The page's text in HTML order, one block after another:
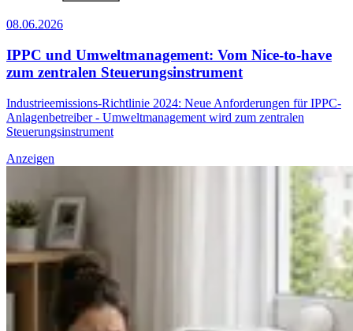
08.06.2026
IPPC und Umweltmanagement: Vom Nice-to-have
zum zentralen Steuerungsinstrument
Industrieemissions-Richtlinie 2024: Neue Anforderungen für IPPC-
Anlagenbetreiber - Umweltmanagement wird zum zentralen
Steuerungsinstrument
Anzeigen